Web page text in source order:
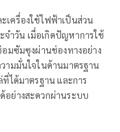
เครื่องใช้ไฟฟ้าเป็นส่วน
ำวัน เมื่อเกิดปัญหาการใช้
อมซัมซุงผ่านช่องทางอย่าง
ามมั่นใจในด้านมาตรฐาน
ได้มาตรฐาน และการ
อย่างสะดวกผ่านระบบ